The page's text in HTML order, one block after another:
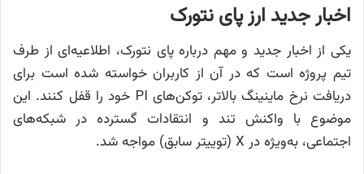
اخبار جدید ارز پای نتورک
یکی از اخبار جدید و مهم درباره پای نتورک، اطلاعیه‌ای از طرف
تیم پروژه است که در آن از کاربران خواسته شده است برای
دریافت نرخ ماینینگ بالاتر، توکن‌های PI خود را قفل کنند. این
موضوع با واکنش تند و انتقادات گسترده در شبکه‌های
اجتماعی، به‌ویژه در X (توییتر سابق) مواجه شد.